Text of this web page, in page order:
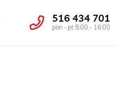
516 434 701
pon - pt 8:00 - 16:00